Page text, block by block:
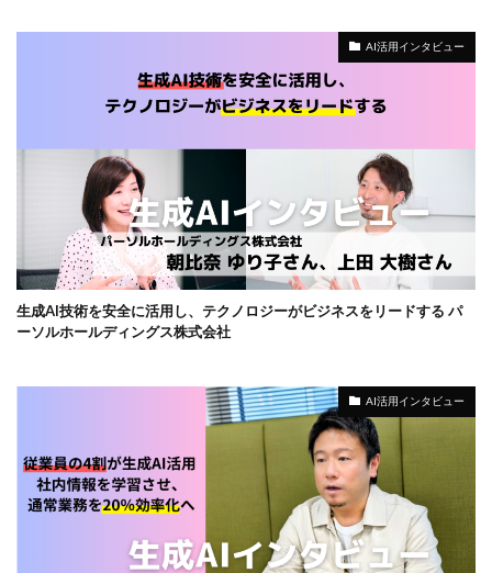
AI活用インタビュー
生成AI技術を安全に活用し、テクノロジーがビジネスをリードする パ
ーソルホールディングス株式会社
AI活用インタビュー